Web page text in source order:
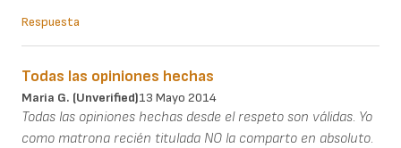
Respuesta
Todas las opiniones hechas
Maria G. (unverified)13 Mayo 2014
Todas las opiniones hechas desde el respeto son válidas. Yo
como matrona recién titulada NO la comparto en absoluto.